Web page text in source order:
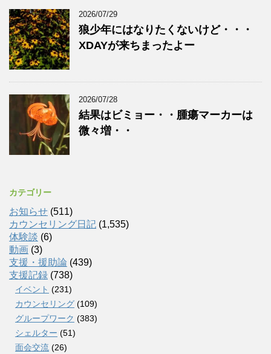
2026/07/29
狼少年にはなりたくないけど・・・
XDAYが来ちまったよー
2026/07/28
結果はビミョー・・腫瘍マーカーは
微々増・・
カテゴリー
お知らせ (511)
カウンセリング日記 (1,535)
体験談 (6)
動画 (3)
支援・援助論 (439)
支援記録 (738)
イベント (231)
カウンセリング (109)
グループワーク (383)
シェルター (51)
面会交流 (26)